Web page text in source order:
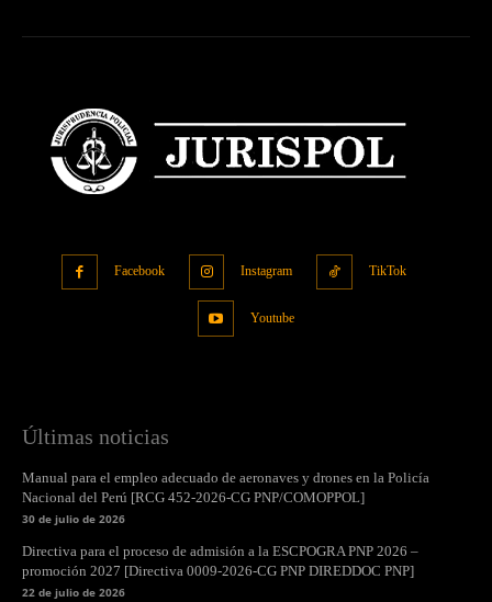
Facebook Instagram TikTok
Youtube
Últimas noticias
Manual para el empleo adecuado de aeronaves y drones en la Policía
Nacional del Perú [RCG 452-2026-CG PNP/COMOPPOL]
30 de julio de 2026
Directiva para el proceso de admisión a la ESCPOGRA PNP 2026 –
promoción 2027 [Directiva 0009-2026-CG PNP DIREDDOC PNP]
22 de julio de 2026